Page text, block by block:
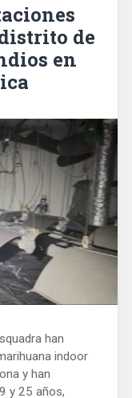
de
en
han
indoor
y han
y 25 años,